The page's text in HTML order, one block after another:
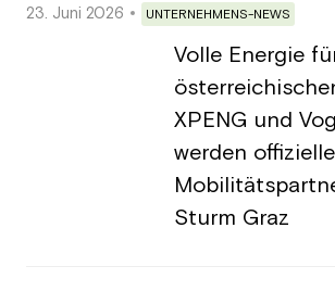
23. Juni 2026 UNTERNEHMENS-NEWS
Volle Energie
XPENG und
werden offizielle
Sturm Graz